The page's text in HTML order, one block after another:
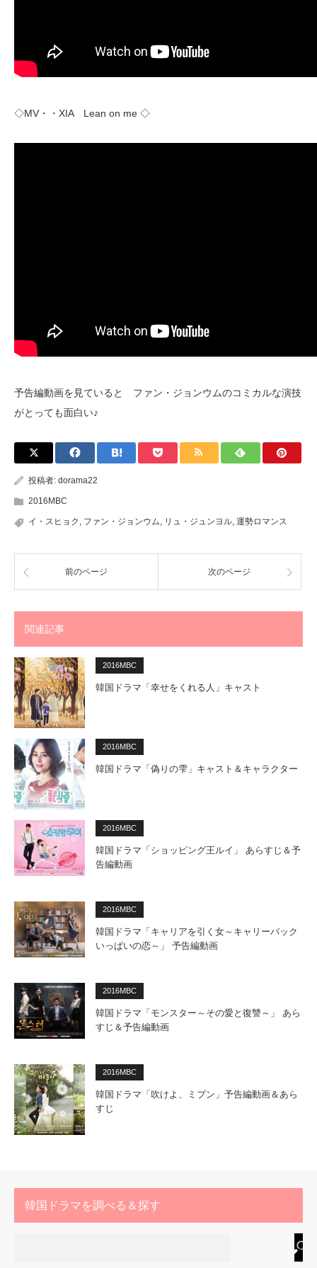
◇MV・・XIA Lean on me ◇
予告編動画を見ていると ファン・ジョンウムのコミカルな演技
がとっても面白い♪
投稿者: dorama22
2016MBC
イ・スヒョク , ファン・ジョンウム, リュ・ジュンヨル, 運勢ロマンス
前のページ 次のページ
関連記事
2016MBC
韓国ドラマ「幸せをくれる人」キャスト
2016MBC
韓国ドラマ「偽りの雫」キャスト＆キャラクター
2016MBC
韓国ドラマ「ショッピング王ルイ」 あらすじ＆予
告編動画
2016MBC
韓国ドラマ「キャリアを引く女～キャリーバック
いっぱいの恋～」 予告編動画
2016MBC
韓国ドラマ「モンスター～その愛と復讐～」 あら
すじ＆予告編動画
2016MBC
韓国ドラマ「吹けよ、ミプン」予告編動画＆あら
すじ
韓国ドラマを調べる＆探す